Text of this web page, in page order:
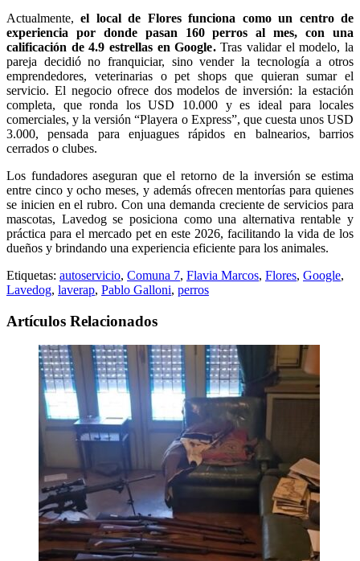
Actualmente,el local de Flores funciona como un centro de
experiencia por donde pasan 160 perros al mes, con una
calificación de 4.9 estrellas en Google.Tras validar el modelo, la
pareja decidió no franquiciar, sino vender la tecnología a otros
emprendedores, veterinarias o pet shops que quieran sumar el
servicio. El negocio ofrece dos modelos de inversión: la estación
completa, que ronda los USD 10.000 y es ideal para locales
comerciales, y la versión “Playera o Express”, que cuesta unos USD
3.000, pensada para enjuagues rápidos en balnearios, barrios
cerrados o clubes.
Los fundadores aseguran que el retorno de la inversión se estima
entre cinco y ocho meses, y además ofrecen mentorías para quienes
se inicien en el rubro. Con una demanda creciente de servicios para
mascotas, Lavedog se posiciona como una alternativa rentable y
práctica para el mercado pet en este 2026, facilitando la vida de los
dueños y brindando una experiencia eficiente para los animales.
Etiquetas: autoservicio, Comuna 7, Flavia Marcos, Flores, Google,
Lavedog, laverap, Pablo Galloni, perros
Artículos Relacionados